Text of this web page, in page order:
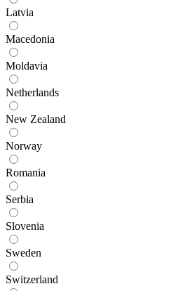
Latvia
Macedonia
Moldavia
Netherlands
New Zealand
Norway
Romania
Serbia
Slovenia
Sweden
Switzerland